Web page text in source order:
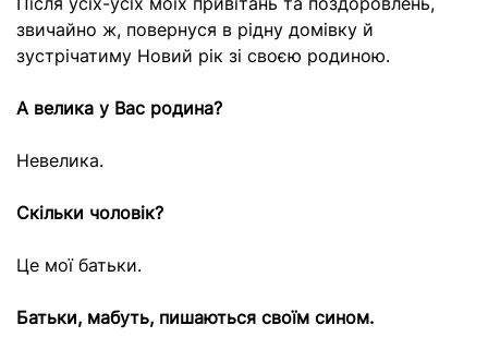
звичайно ж, повернуся в рідну домівку й
зустрічатиму Новий рік зі своєю родиною.
А велика у Вас родина?
Невелика.
Скільки чоловік?
Це мої батьки.
Батьки, мабуть, пишаються своїм сином.